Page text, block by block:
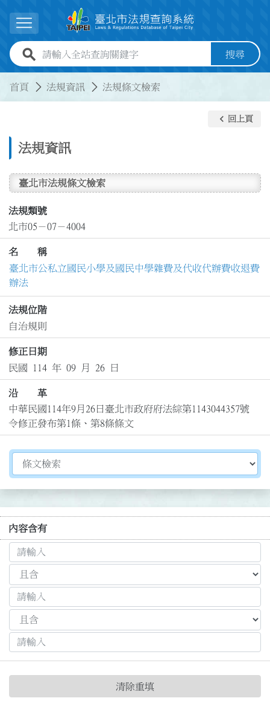
展開選單
全站查詢關鍵字欄位 搜尋
首頁 法規資訊 法規條文檢索
法規資訊
keyboard_arrow_left 回上頁
臺北市法規條文檢索
法規類號
北市05－07－4004
名 稱
臺北市公私立國民小學及國民中學雜費及代收代辦費收退費
辦法
法規位階
自治規則
修正日期
民國 114 年 09 月 26 日
沿 革
中華民國114年9月26日臺北市政府府法綜第1143044357號
令修正發布第1條、第8條條文
切換選擇法規資訊內容
內容含有
清除重填